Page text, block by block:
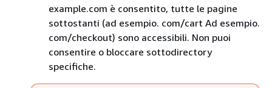
example.com è consentito, tutte le pagine
sottostanti (ad esempio. com/cart Ad esempio.
com/checkout) sono accessibili. Non puoi
consentire o bloccare sottodirectory
specifiche.